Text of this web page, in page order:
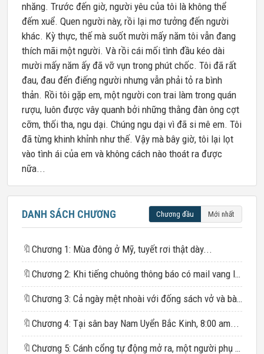
nhăng. Trước đến giờ, người yêu của tôi là không thể
đếm xuể. Quen người này, rồi lại mơ tưởng đến người
khác. Kỳ thực, thế mà suốt mười mấy năm tôi vẫn đang
thích mãi một người. Và rồi cái mối tình đầu kéo dài
mười mấy năm ấy đã vỡ vụn trong phút chốc. Tôi đã rất
đau, đau đến điếng người nhưng vẫn phải tỏ ra bình
thản. Rồi tôi gặp em, một người con trai làm trong quán
rượu, luôn được vây quanh bởi những thằng đàn ông cợt
cỡm, thối tha, ngu dại. Chúng ngu dại vì đã si mê em. Tôi
đã từng khinh khỉnh như thế. Vậy mà bây giờ, tôi lại lọt
vào tình ái của em và không cách nào thoát ra được
nữa...
DANH SÁCH CHƯƠNG Chương đầu Mới nhất
🔖 Chương 1: Mùa đông ở Mỹ, tuyết rơi thật dày...
🔖 Chương 2: Khi tiếng chuông thông báo có mail vang lên từng hồi ngắn ngủi...
🔖 Chương 3: Cả ngày mệt nhoài với đống sách vở và bài giảng trên trường...
🔖 Chương 4: Tại sân bay Nam Uyển Bắc Kinh, 8:00 am...
🔖 Chương 5: Cánh cổng tự động mở ra, một người phụ nữ lớn tuổi đã đứng ở đó...